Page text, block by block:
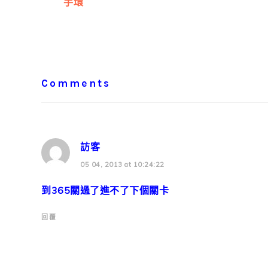
Comments
訪客
05 04, 2013 at 10:24:22
到365關過了進不了下個關卡
回覆